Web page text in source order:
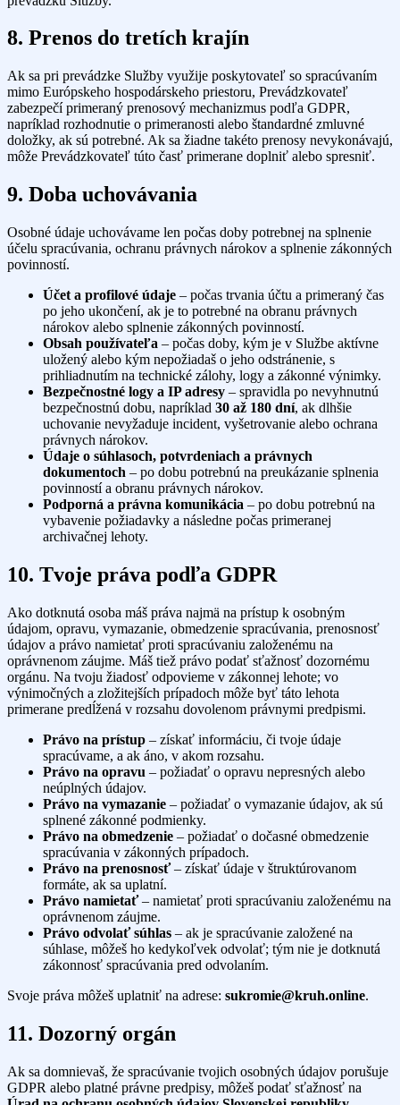
8. Prenos do tretích krajín
Ak sa pri prevádzke Služby využije poskytovateľ so spracúvaním
mimo Európskeho hospodárskeho priestoru, Prevádzkovateľ
zabezpečí primeraný prenosový mechanizmus podľa GDPR,
napríklad rozhodnutie o primeranosti alebo štandardné zmluvné
doložky, ak sú potrebné. Ak sa žiadne takéto prenosy nevykonávajú,
môže Prevádzkovateľ túto časť primerane doplniť alebo spresniť.
9. Doba uchovávania
Osobné údaje uchovávame len počas doby potrebnej na splnenie
účelu spracúvania, ochranu právnych nárokov a splnenie zákonných
povinností.
Účet a profilové údaje – počas trvania účtu a primeraný čas
po jeho ukončení, ak je to potrebné na obranu právnych
nárokov alebo splnenie zákonných povinností.
Obsah používateľa – počas doby, kým je v Službe aktívne
uložený alebo kým nepožiadaš o jeho odstránenie, s
prihliadnutím na technické zálohy, logy a zákonné výnimky.
Bezpečnostné logy a IP adresy – spravidla po nevyhnutnú
bezpečnostnú dobu, napríklad 30 až 180 dní, ak dlhšie
uchovanie nevyžaduje incident, vyšetrovanie alebo ochrana
právnych nárokov.
Údaje o súhlasoch, potvrdeniach a právnych
dokumentoch – po dobu potrebnú na preukázanie splnenia
povinností a obranu právnych nárokov.
Podporná a právna komunikácia – po dobu potrebnú na
vybavenie požiadavky a následne počas primeranej
archivačnej lehoty.
10. Tvoje práva podľa GDPR
Ako dotknutá osoba máš práva najmä na prístup k osobným
údajom, opravu, vymazanie, obmedzenie spracúvania, prenosnosť
údajov a právo namietať proti spracúvaniu založenému na
oprávnenom záujme. Máš tiež právo podať sťažnosť dozornému
orgánu. Na tvoju žiadosť odpovieme v zákonnej lehote; vo
výnimočných a zložitejších prípadoch môže byť táto lehota
primerane predĺžená v rozsahu dovolenom právnymi predpismi.
Právo na prístup – získať informáciu, či tvoje údaje
spracúvame, a ak áno, v akom rozsahu.
Právo na opravu – požiadať o opravu nepresných alebo
neúplných údajov.
Právo na vymazanie – požiadať o vymazanie údajov, ak sú
splnené zákonné podmienky.
Právo na obmedzenie – požiadať o dočasné obmedzenie
spracúvania v zákonných prípadoch.
Právo na prenosnosť– získať údaje v štruktúrovanom
formáte, ak sa uplatní.
Právo namietať– namietať proti spracúvaniu založenému na
oprávnenom záujme.
Právo odvolať súhlas – ak je spracúvanie založené na
súhlase, môžeš ho kedykoľvek odvolať; tým nie je dotknutá
zákonnosť spracúvania pred odvolaním.
Svoje práva môžeš uplatniť na adrese: sukromie@kruh.online.
11. Dozorný orgán
Ak sa domnievaš, že spracúvanie tvojich osobných údajov porušuje
GDPR alebo platné právne predpisy, môžeš podať sťažnosť na